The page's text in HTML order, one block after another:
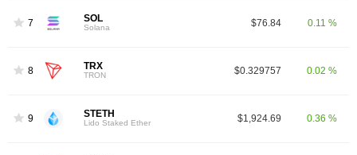
7 SOL
Solana $76.84 0.11 %
8 TRX
TRON $0.329757 0.02 %
9 STETH
Lido Staked Ether $1,924.69 0.36 %